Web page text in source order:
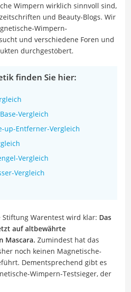
Wimpern wirklich sinnvoll sind,
und Beauty-Blogs. Wir
Wimpern-
und verschiedene Foren und
durchgestöbert.
finden Sie hier:
Vergleich
up-Entferner-Vergleich
Vergleich
Vergleich
Warentest wird klar: Das
auf altbewährte
Mascara. Zumindest hat das
noch keinen Magnetische-
Dementsprechend gibt es
Wimpern-Testsieger, der